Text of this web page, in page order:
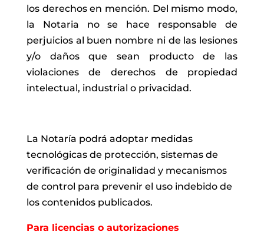
los derechos en mención. Del mismo modo,
la Notaria no se hace responsable de
perjuicios al buen nombre ni de las lesiones
y/o daños que sean producto de las
violaciones de derechos de propiedad
intelectual, industrial o privacidad.
La Notaría podrá adoptar medidas
tecnológicas de protección, sistemas de
verificación de originalidad y mecanismos
de control para prevenir el uso indebido de
los contenidos publicados.
Para licencias o autorizaciones